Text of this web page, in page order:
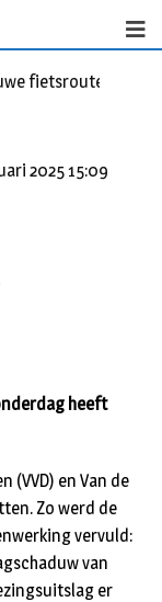
fietsroutes
2025 15:09
heeft
(VVD) en Van de
Zo werd de
vervuld:
van
er